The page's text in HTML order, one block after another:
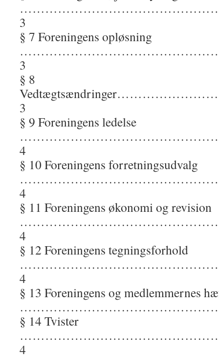
3
§ 7 Foreningens opløsning
3
§ 8
3
§ 9 Foreningens ledelse
4
§ 10 Foreningens forretningsudvalg
4
§ 11 Foreningens økonomi og revision
4
§ 12 Foreningens tegningsforhold
4
§ 13 Foreningens og medlemmernes
§ 14 Tvister
4